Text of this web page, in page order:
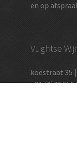
en op
Vughtse
koestraat 35
+31 (0)73 656